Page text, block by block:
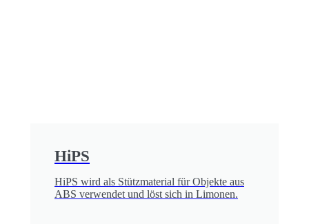
HiPS
HiPS wird als Stützmaterial für Objekte aus
ABS verwendet und löst sich in Limonen.